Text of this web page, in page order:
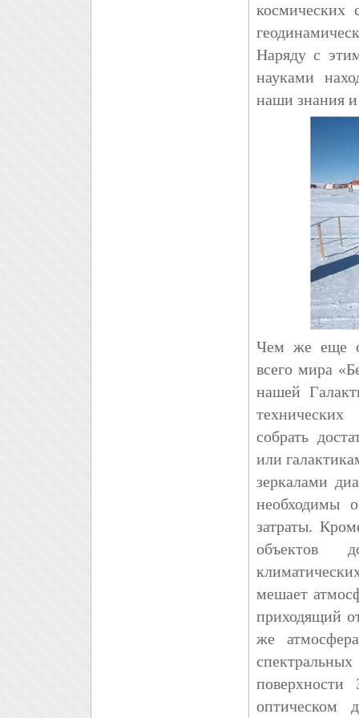
Наряду с
науками
наши знания
Чем же еще
всего мира
нашей
собрать
или
зеркалами
необходимы
затраты.
объектов
мешает
приходящий
же
оптическом